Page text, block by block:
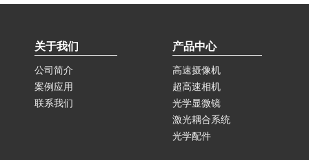
关于我们
公司简介
案例应用
联系我们
产品中心
高速摄像机
超高速相机
光学显微镜
激光耦合系统
光学配件